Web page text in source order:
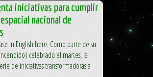
iniciativas para cumplir
nacional de
in English here. Como parte de su
celebrado el martes, la
de iniciativas transformadoras a